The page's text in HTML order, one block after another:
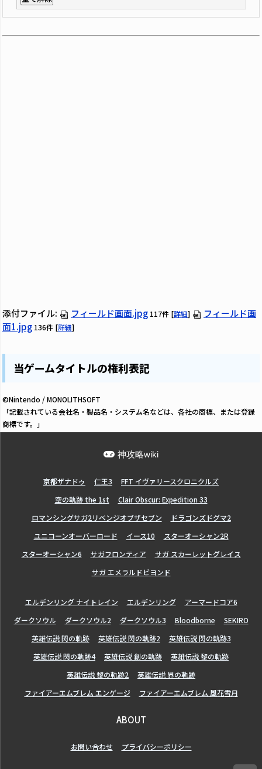
添付ファイル: フィールド画面.jpg 117件 [詳細]
フィールド画
面1.jpg 136件 [詳細]
当ゲームタイトルの権利表記
©Nintendo / MONOLITHSOFT
「記載されている会社名・製品名・システム名などは、各社の商標、または登録
商標です。」
神攻略wiki
亰都ザナドゥ 仁王3
FFT イヴァリースクロニクルズ
空の軌跡 the 1st
Clair Obscur: Expedition 33
ロマンシングサガ2リベンジオブザセブン
ドラゴンズドグマ2
ユニコーンオーバーロード
イース10
スターオーシャン2R
スターオーシャン6
サガフロンティア
サガ スカーレットグレイス
サガ エメラルドビヨンド
エルデンリング ナイトレイン エルデンリング
アーマードコア6
ダークソウル
ダークソウル2 ダークソウル3 Bloodborne
SEKIRO
英雄伝説 閃の軌跡
英雄伝説 閃の軌跡2
英雄伝説 閃の軌跡3
英雄伝説 閃の軌跡4
英雄伝説 創の軌跡
英雄伝説 黎の軌跡
英雄伝説 黎の軌跡2
英雄伝説 界の軌跡
ファイアーエムブレム エンゲージ
ファイアーエムブレム 風花雪月
ABOUT
お問い合わせ プライバシーポリシー